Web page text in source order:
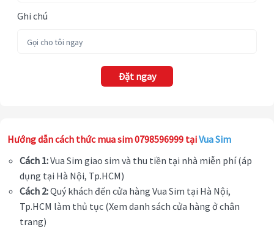
Ghi chú
Đặt ngay
Hướng dẫn cách thức mua sim 0798596999 tạiVua Sim
Cách 1:Vua Sim giao sim và thu tiền tại nhà miễn phí (áp
dụng tại Hà Nội, Tp.HCM)
Cách 2:Quý khách đến cửa hàng Vua Sim tại Hà Nội,
Tp.HCM làm thủ tục (Xem danh sách cửa hàng ở chân
trang)